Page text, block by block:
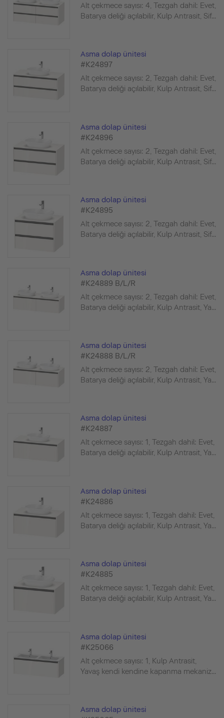
Alt çekmece sayısı: 4, Tezgah dahil: Evet,
Batarya deliği açılabilir, Kulp Antrasit, Sif...
Asma dolap ünitesi
#K24897
Alt çekmece sayısı: 2, Tezgah dahil: Evet,
Batarya deliği açılabilir, Kulp Antrasit, Sif...
Asma dolap ünitesi
#K24896
Alt çekmece sayısı: 2, Tezgah dahil: Evet,
Batarya deliği açılabilir, Kulp Antrasit, Sif...
Asma dolap ünitesi
#K24895
Alt çekmece sayısı: 2, Tezgah dahil: Evet,
Batarya deliği açılabilir, Kulp Antrasit, Sif...
Asma dolap ünitesi
#K24889 B/L/R
Alt çekmece sayısı: 2, Tezgah dahil: Evet,
Batarya deliği açılabilir, Kulp Antrasit, Ya...
Asma dolap ünitesi
#K24888 B/L/R
Alt çekmece sayısı: 2, Tezgah dahil: Evet,
Batarya deliği açılabilir, Kulp Antrasit, Ya...
Asma dolap ünitesi
#K24887
Alt çekmece sayısı: 1, Tezgah dahil: Evet,
Batarya deliği açılabilir, Kulp Antrasit, Ya...
Asma dolap ünitesi
#K24886
Alt çekmece sayısı: 1, Tezgah dahil: Evet,
Batarya deliği açılabilir, Kulp Antrasit, Ya...
Asma dolap ünitesi
#K24885
Alt çekmece sayısı: 1, Tezgah dahil: Evet,
Batarya deliği açılabilir, Kulp Antrasit, Ya...
Asma dolap ünitesi
#K25066
Alt çekmece sayısı: 1, Kulp Antrasit,
Yavaş kendi kendine kapanma mekaniz...
Asma dolap ünitesi